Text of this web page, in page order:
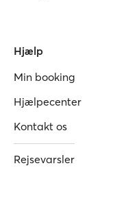
Hjælp
Min booking
Hjælpecenter
Kontakt os
Rejsevarsler